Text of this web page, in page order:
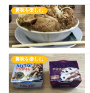
趣味を楽しむ
趣味を楽しむ